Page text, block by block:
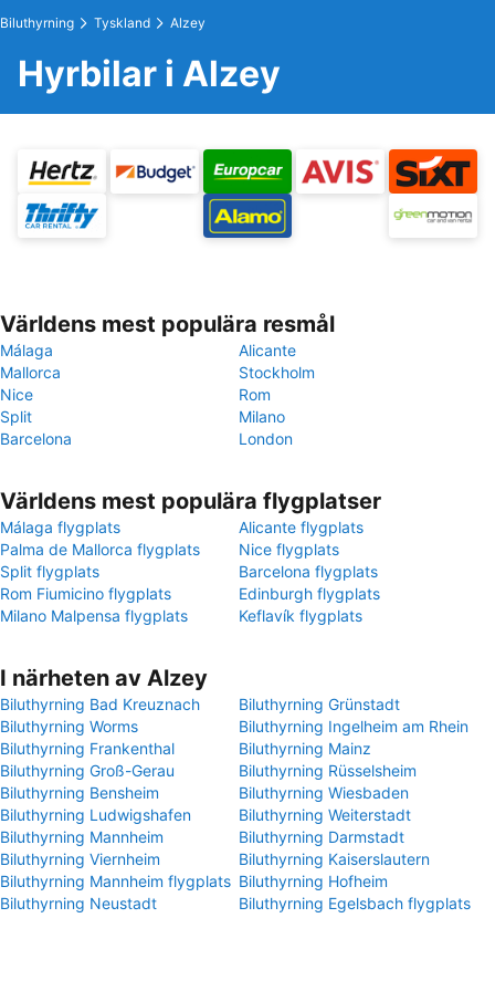
Biluthyrning Tyskland Alzey
Hyrbilar i Alzey
Världens mest populära resmål
Málaga
Alicante
Mallorca
Stockholm
Nice
Rom
Split
Milano
Barcelona
London
Världens mest populära flygplatser
Málaga flygplats
Alicante flygplats
Palma de Mallorca flygplats
Nice flygplats
Split flygplats
Barcelona flygplats
Rom Fiumicino flygplats
Edinburgh flygplats
Milano Malpensa flygplats
Keflavík flygplats
I närheten av Alzey
Biluthyrning Bad Kreuznach
Biluthyrning Grünstadt
Biluthyrning Worms
Biluthyrning Ingelheim am Rhein
Biluthyrning Frankenthal
Biluthyrning Mainz
Biluthyrning Groß-Gerau
Biluthyrning Rüsselsheim
Biluthyrning Bensheim
Biluthyrning Wiesbaden
Biluthyrning Ludwigshafen
Biluthyrning Weiterstadt
Biluthyrning Mannheim
Biluthyrning Darmstadt
Biluthyrning Viernheim
Biluthyrning Kaiserslautern
Biluthyrning Mannheim flygplats Biluthyrning Hofheim
Biluthyrning Neustadt
Biluthyrning Egelsbach flygplats